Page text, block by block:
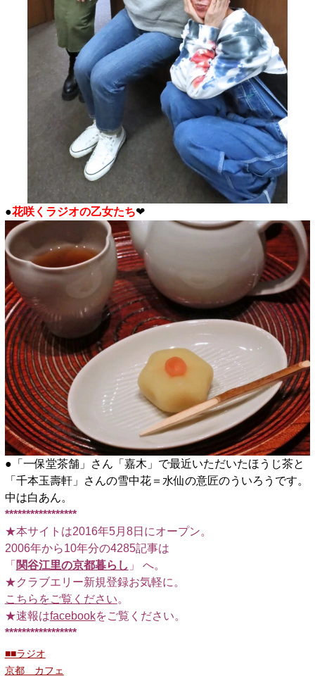
●花咲くラジオの乙女たち❤
●「一保堂茶舗」さん「嘉木」で最近いただいたほうじ茶と
「千本玉壽軒」さんの雪中花＝水仙の意匠のういろうです。
中は白あん。
*****************
★本サイトは2016年5月8日にオープン。
2006年から10年分の4285記事は
「 関谷江里の京都暮らし 」 へ。
★クラブエリー新規登録お気軽に。
こちらをご覧ください。
★速報はfacebookをご覧ください。
*****************
■■ラジオ
京都 カフェ